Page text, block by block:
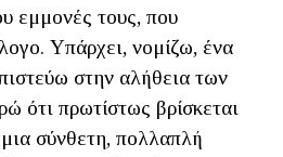
εμμονές τους, που
Υπάρχει, νομίζω, ένα
στην αλήθεια των
ότι πρωτίστως βρίσκεται
σύνθετη, πολλαπλή